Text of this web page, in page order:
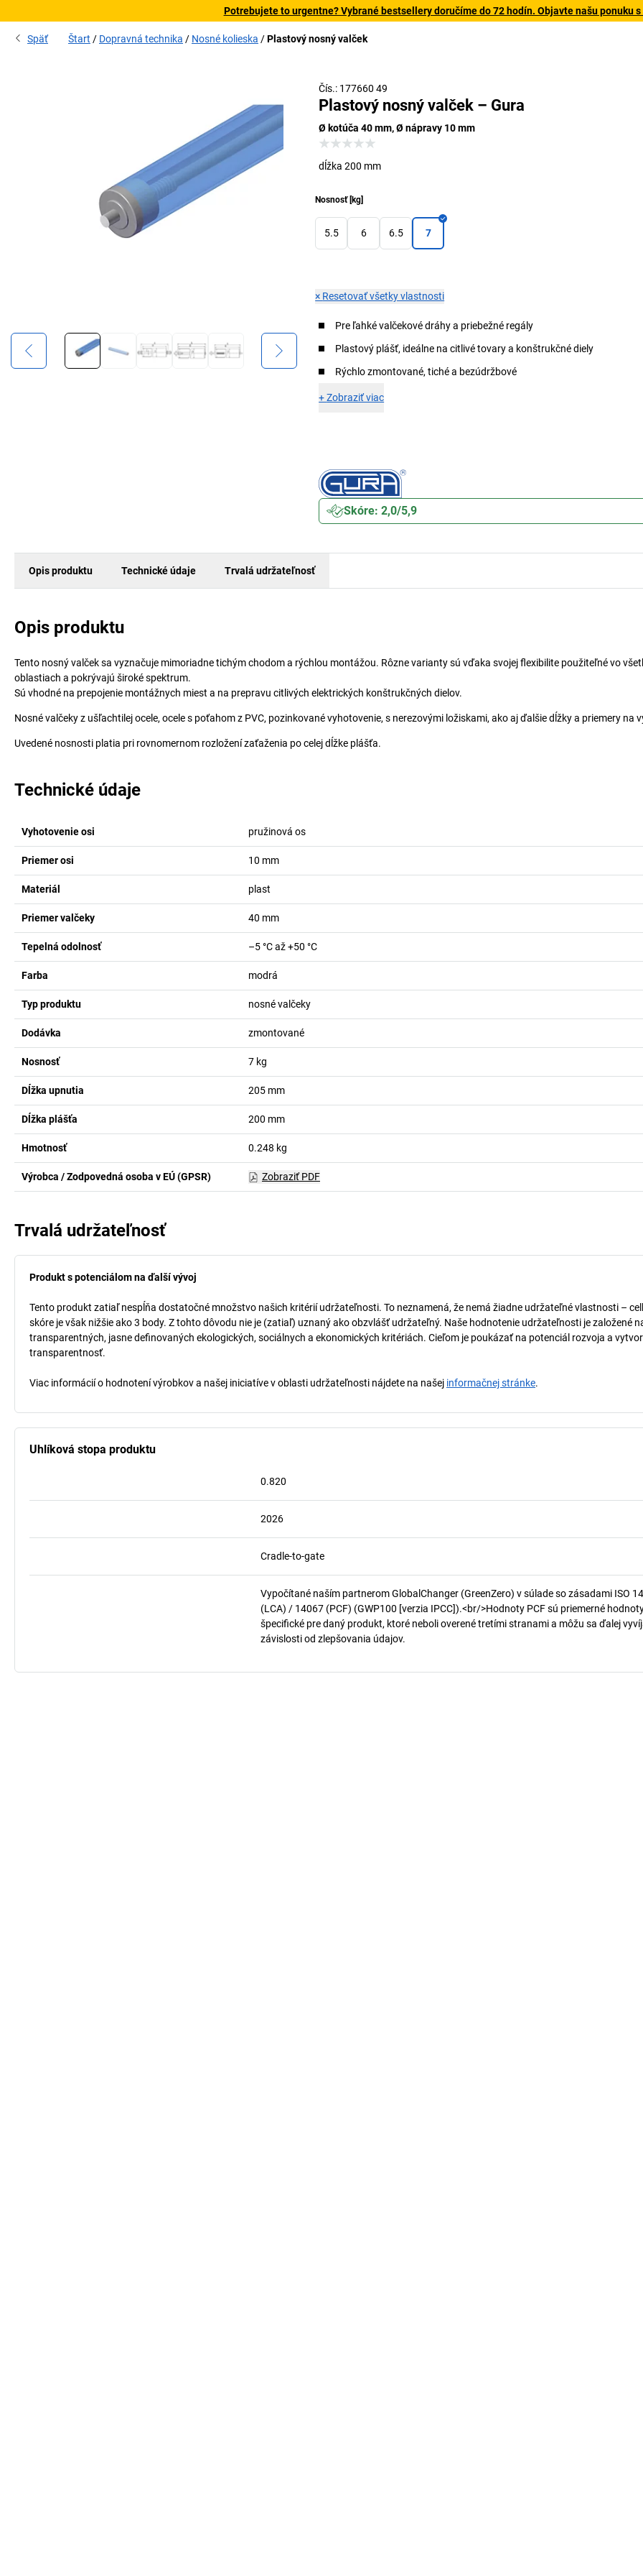
Potrebujete to urgentne? Vybrané bestsellery doručíme do 72 hodín. Objavte našu ponuku
Späť Štart Dopravná technika Nosné kolieska Plastový nosný valček
Čís.: 177660 49
Plastový nosný valček – Gura
Ø kotúča 40 mm, Ø nápravy 10 mm
dĺžka 200 mm
Nosnosť[kg]
5.5 6 6.5 7
× Resetovať všetky vlastnosti
Pre ľahké valčekové dráhy a priebežné regály
Plastový plášť, ideálne na citlivé tovary a konštrukčné diely
Rýchlo zmontované, tiché a bezúdržbové
+Zobraziť viac
Skóre: 2,0/5,9
Opis produktu Technické údaje Trvalá udržateľnosť
Opis produktu
Tento nosný valček sa vyznačuje mimoriadne tichým chodom a rýchlou montážou. Rôzne varianty sú vďaka svojej flexibilite použiteľné vo
oblastiach a pokrývajú široké spektrum.
Sú vhodné na prepojenie montážnych miest a na prepravu citlivých elektrických konštrukčných dielov.
Nosné valčeky z ušľachtilej ocele, ocele s poťahom z PVC, pozinkované vyhotovenie, s nerezovými ložiskami, ako aj ďalšie dĺžky a priemery na
Uvedené nosnosti platia pri rovnomernom rozložení zaťaženia po celej dĺžke plášťa.
Technické údaje
Vyhotovenie osi pružinová os
Priemer osi 10 mm
Materiál plast
Priemer valčeky 40 mm
Tepelná odolnosť –5 °C až +50 °C
Farba modrá
Typ produktu nosné valčeky
Dodávka zmontované
Nosnosť 7 kg
Dĺžka upnutia 205 mm
Dĺžka plášťa 200 mm
Hmotnosť 0.248 kg
Výrobca / Zodpovedná osoba v EÚ (GPSR) Zobraziť PDF
Trvalá udržateľnosť
Produkt s potenciálom na ďalší vývoj
Tento produkt zatiaľ nespĺňa dostatočné množstvo našich kritérií udržateľnosti. To neznamená, že nemá žiadne udržateľné vlastnosti –
skóre je však nižšie ako 3 body. Z tohto dôvodu nie je (zatiaľ) uznaný ako obzvlášť udržateľný. Naše hodnotenie udržateľnosti je založené
transparentných, jasne definovaných ekologických, sociálnych a ekonomických kritériách. Cieľom je poukázať na potenciál rozvoja a
transparentnosť.
Viac informácií o hodnotení výrobkov a našej iniciatíve v oblasti udržateľnosti nájdete na našej informačnej stránke.
Uhlíková stopa produktu
0.820
2026
Cradle-to-gate
Vypočítané naším partnerom GlobalChanger (GreenZero) v súlade so zásadami ISO
(LCA) / 14067 (PCF) (GWP100 [verzia IPCC]).<br/>Hodnoty PCF sú priemerné
špecifické pre daný produkt, ktoré neboli overené tretími stranami a môžu sa ďalej
závislosti od zlepšovania údajov.